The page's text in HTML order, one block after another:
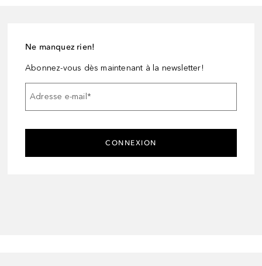
Ne manquez rien!
Abonnez-vous dès maintenant à la newsletter!
Adresse e-mail*
CONNEXION